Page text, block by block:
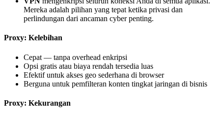
Mereka adalah pilihan yang tepat ketika privasi dan
perlindungan dari ancaman cyber penting.
Proxy: Kelebihan
Cepat — tanpa overhead enkripsi
Opsi gratis atau biaya rendah tersedia luas
Efektif untuk akses geo sederhana di browser
Berguna untuk pemfilteran konten tingkat jaringan di bisnis
Proxy: Kekurangan